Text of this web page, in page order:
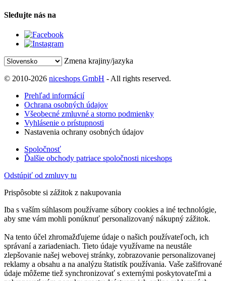
Sledujte nás na
Zmena krajiny/jazyka
© 2010-2026 niceshops GmbH - All rights reserved.
Prehľad informácií
Ochrana osobných údajov
Všeobecné zmluvné a storno podmienky
Vyhlásenie o prístupnosti
Nastavenia ochrany osobných údajov
Spoločnosť
Ďalšie obchody patriace spoločnosti niceshops
Odstúpiť od zmluvy tu
Prispôsobte si zážitok z nakupovania
Iba s vaším súhlasom používame súbory cookies a iné technológie,
aby sme vám mohli ponúknuť personalizovaný nákupný zážitok.
Na tento účel zhromažďujeme údaje o našich používateľoch, ich
správaní a zariadeniach. Tieto údaje využívame na neustále
zlepšovanie našej webovej stránky, zobrazovanie personalizovanej
reklamy a obsahu a na analýzu štatistík používania. Vaše zašifrované
údaje môžeme tiež synchronizovať s externými poskytovateľmi a